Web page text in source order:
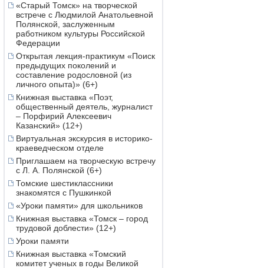
«Старый Томск» на творческой
встрече с Людмилой Анатольевной
Полянской, заслуженным
работником культуры Российской
Федерации
Открытая лекция-практикум «Поиск
предыдущих поколений и
составление родословной (из
личного опыта)» (6+)
Книжная выставка «Поэт,
общественный деятель, журналист
– Порфирий Алексеевич
Казанский» (12+)
Виртуальная экскурсия в историко-
краеведческом отделе
Приглашаем на творческую встречу
с Л. А. Полянской (6+)
Томские шестиклассники
знакомятся с Пушкинкой
«Уроки памяти» для школьников
Книжная выставка «Томск – город
трудовой доблести» (12+)
Уроки памяти
Книжная выставка «Томский
комитет ученых в годы Великой